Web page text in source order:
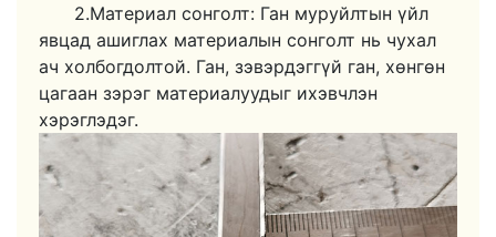
2.Материал сонголт: Ган муруйлтын үйл
явцад ашиглах материалын сонголт нь чухал
ач холбогдолтой. Ган, зэвэрдэггүй ган, хөнгөн
цагаан зэрэг материалуудыг ихэвчлэн
хэрэглэдэг.